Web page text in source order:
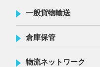
一般貨物輸送
倉庫保管
物流ネットワーク